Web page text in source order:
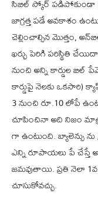
సిబిల్ స్కోర్ ప‌డిపోకుండా
జాగ్ర‌త్త ప‌డే అవ‌కాశం
చెల్లించాల్సిన మొత్తం,
ఖర్చు పెరిగి ప‌రిస్థితి
నుంచి అన్ని కార్డుల
కార్డుపై నెల‌కు ఒక‌సారి)
3 నుంచి రూ.10 లోపే
చూపించినా అది నిజం
గా ఉంటుంది. బ్యాలెన్సు ను
ఎన్ని రూపాయ‌లు పే చేస్తే
జ‌మవుతాయి. ప్ర‌తి నెలా
చూసుకోవ‌చ్చు.